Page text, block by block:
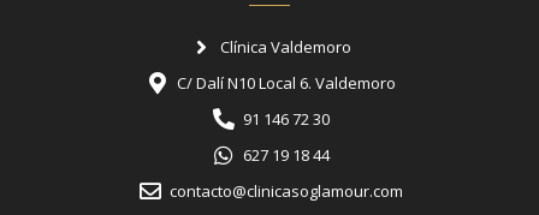
Clínica Valdemoro
C/ Dalí N10 Local 6. Valdemoro
91 146 72 30
627 19 18 44
contacto@clinicasoglamour.com